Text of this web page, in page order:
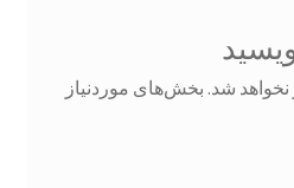
شد. بخش‌های موردنیاز